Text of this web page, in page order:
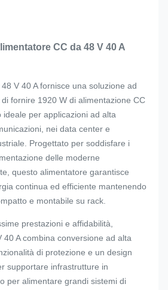
CC da 48 V 40 A
V 40 A fornisce una soluzione ad
fornire 1920 W di alimentazione CC
per applicazioni ad alta
nei data center e
Progettato per soddisfare i
delle moderne
questo alimentatore garantisce
continua ed efficiente mantenendo
e montabile su rack.
prestazioni e affidabilità,
40 A combina conversione ad alta
di protezione e un design
supportare infrastrutture in
per alimentare grandi sistemi di